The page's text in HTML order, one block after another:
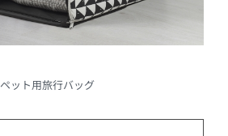
ペット用旅行バッグ